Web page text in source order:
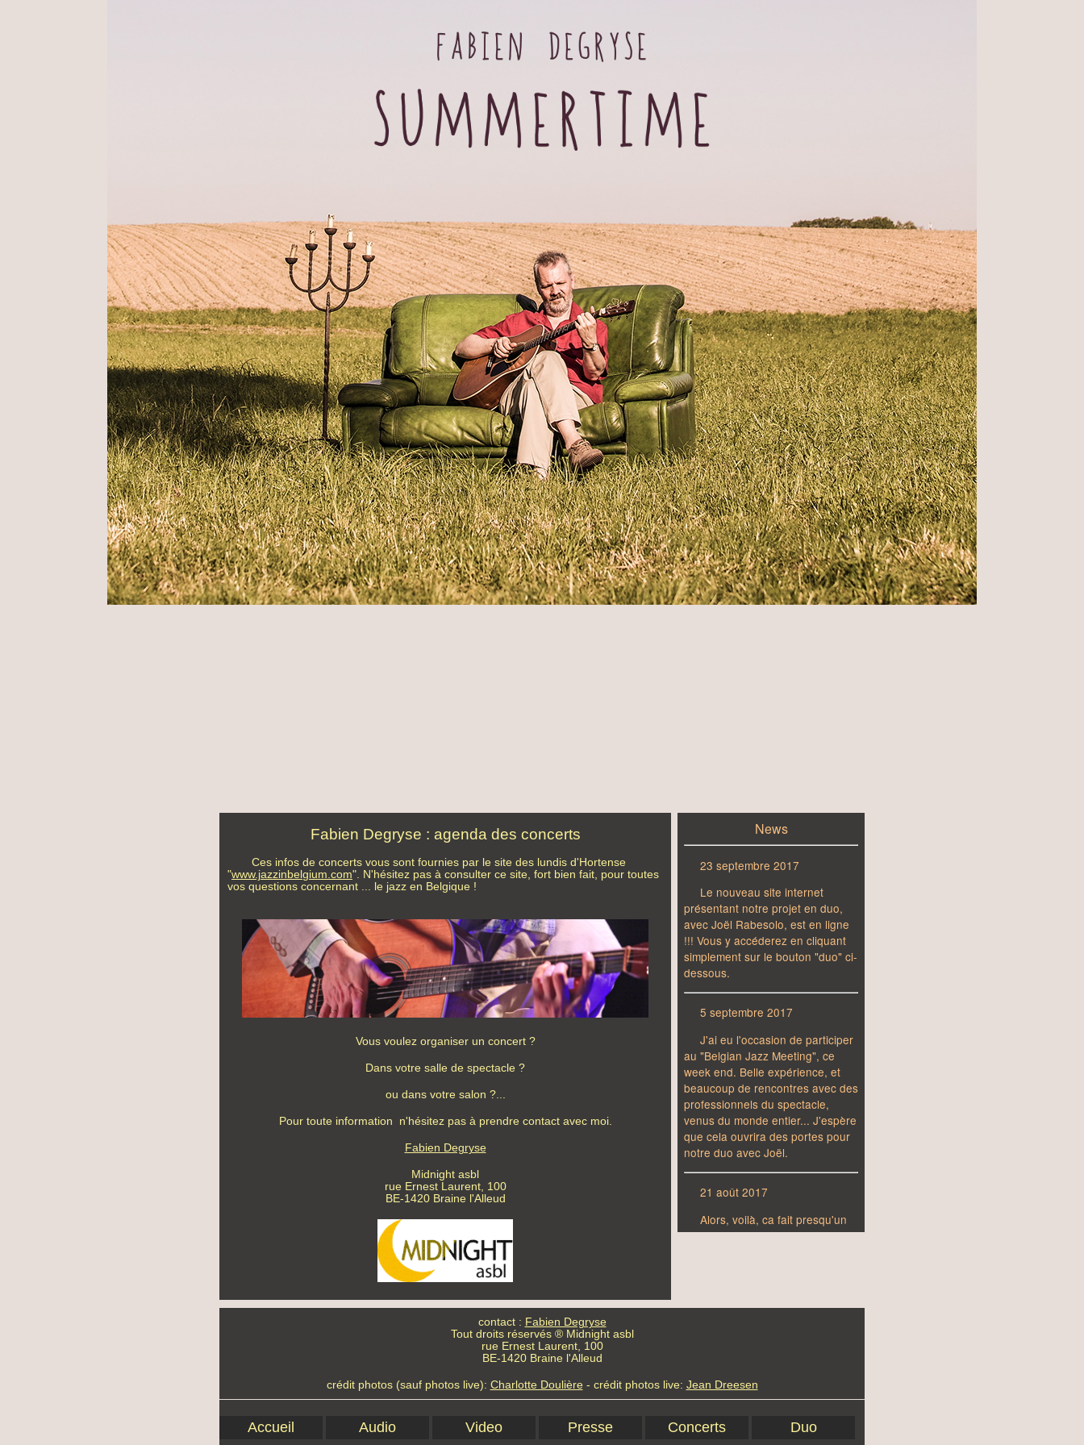
Accueil Audio Video Presse Concerts Duo
Fabien Degryse : agenda des concerts
Ces infos de concerts vous sont fournies par le site des lundis d'Hortense
"www.jazzinbelgium.com". N'hésitez pas à consulter ce site, fort bien fait, pour toutes
vos questions concernant ... le jazz en Belgique !
Vous voulez organiser un concert ?
Dans votre salle de spectacle ?
ou dans votre salon ?...
Pour toute information n'hésitez pas à prendre contact avec moi.
Fabien Degryse
Midnight asbl
rue Ernest Laurent, 100
BE-1420 Braine l'Alleud
contact : Fabien Degryse
Tout droits réservés ® Midnight asbl
rue Ernest Laurent, 100
BE-1420 Braine l'Alleud
crédit photos (sauf photos live): Charlotte Doulière - crédit photos live: Jean Dreesen